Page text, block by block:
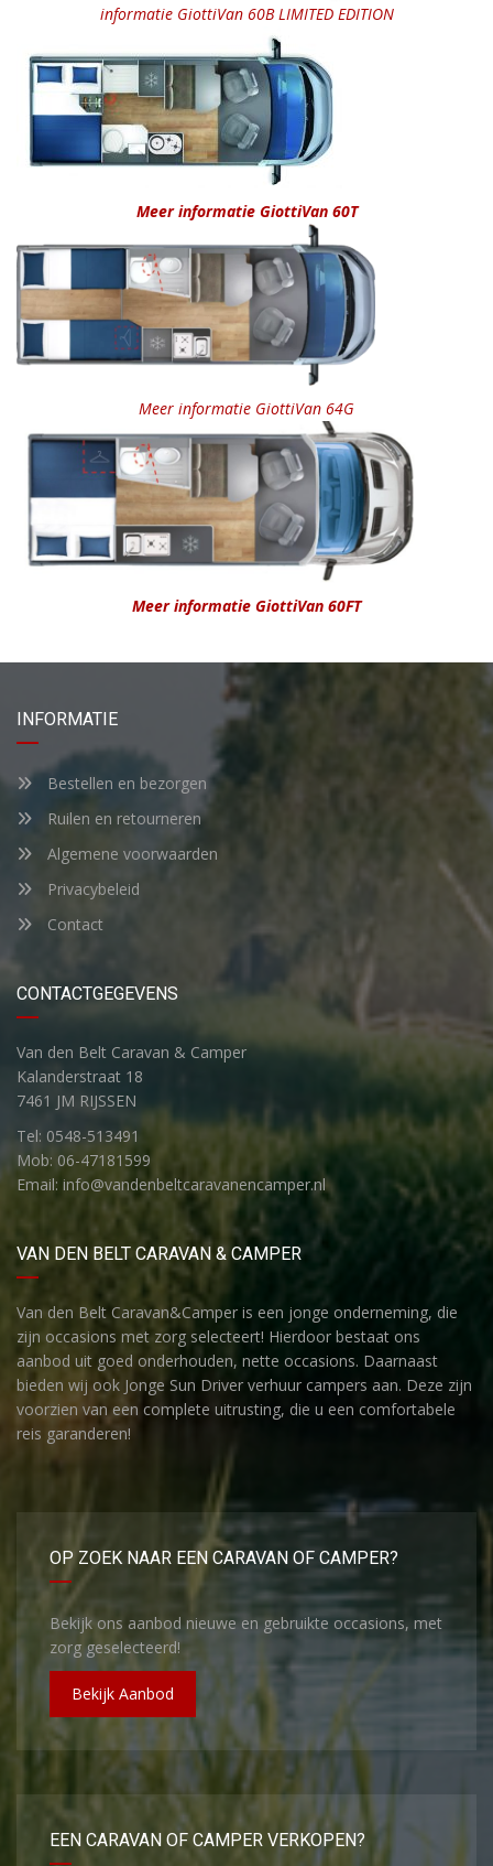
informatie GiottiVan 60BLIMITED EDITION
Meer informatie GiottiVan 60T
Meer informatie GiottiVan 64G
Meer informatie GiottiVan 60FT
INFORMATIE
Bestellen en bezorgen
Ruilen en retourneren
Algemene voorwaarden
Privacybeleid
Contact
CONTACTGEGEVENS
Van den Belt Caravan & Camper
Kalanderstraat 18
7461 JM RIJSSEN
Tel: 0548-513491
Mob: 06-47181599
Email: info@vandenbeltcaravanencamper.nl
VAN DEN BELT CARAVAN & CAMPER
Van den Belt Caravan&Camper is een jonge onderneming, die
zijn occasions met zorg selecteert! Hierdoor bestaat ons
aanbod uit goed onderhouden, nette occasions. Daarnaast
bieden wij ook Jonge Sun Driver verhuur campers aan. Deze zijn
voorzien van een complete uitrusting, die u een comfortabele
reis garanderen!
OP ZOEK NAAR EEN CARAVAN OF CAMPER?
Bekijk ons aanbod nieuwe en gebruikte occasions, met
zorg geselecteerd!
Bekijk Aanbod
EEN CARAVAN OF CAMPER VERKOPEN?